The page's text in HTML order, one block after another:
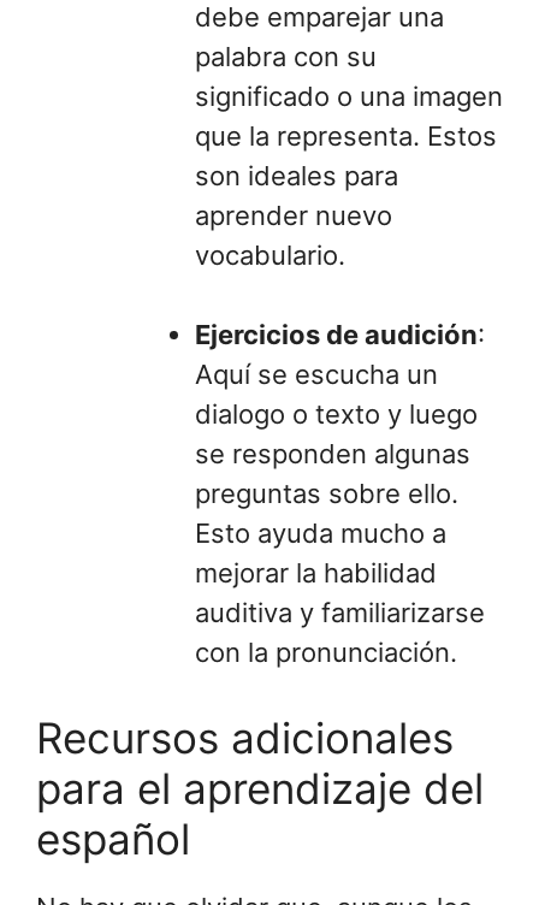
debe emparejar una
palabra con su
significado o una imagen
que la representa. Estos
son ideales para
aprender nuevo
vocabulario.
Ejercicios de audición:
Aquí se escucha un
dialogo o texto y luego
se responden algunas
preguntas sobre ello.
Esto ayuda mucho a
mejorar la habilidad
auditiva y familiarizarse
con la pronunciación.
Recursos adicionales
para el aprendizaje del
español